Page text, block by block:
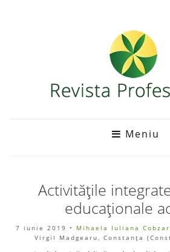
Meniu
Activitățile
educaționale
7 iunie 2019 • Mihaela Iuliana
Virgil Madgearu, Constanța